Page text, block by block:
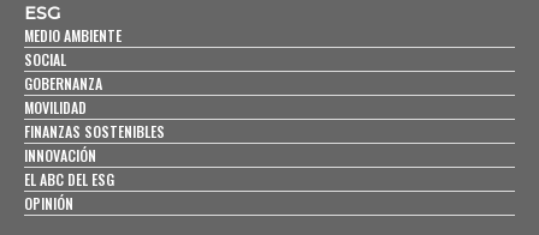
ESG
MEDIO AMBIENTE
SOCIAL
GOBERNANZA
MOVILIDAD
FINANZAS SOSTENIBLES
INNOVACIÓN
EL ABC DEL ESG
OPINIÓN